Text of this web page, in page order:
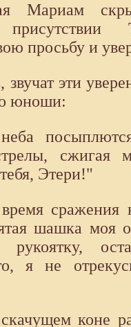
Мариам
просьбу и
звучат эти
юноши:
сжигая
Этери!"
сражения
шашка моя
я не
коне